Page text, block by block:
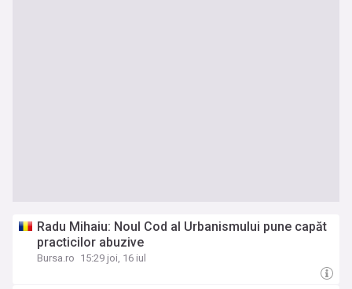
Radu Mihaiu: Noul Cod al Urbanismului pune capăt
practicilor abuzive
Bursa.ro 15:29 joi, 16 iul